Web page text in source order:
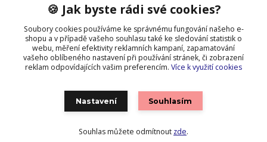
+420 608 479 610
po - pá 8:00 - 15:00
info@bastadomisky.cz
Vytvořeno na Eshop-rychle.cz
🍪 Jak byste rádi své cookies?
Soubory cookies používáme ke správnému fungování našeho e-
shopu a v případě vašeho souhlasu také ke sledování statistik o
webu, měření efektivity reklamních kampaní, zapamatování
vašeho oblíbeného nastavení při používání stránek, či zobrazení
reklam odpovídajících vašim preferencím. Více k využití cookies
Nastavení Souhlasím
Souhlas můžete odmítnout zde.